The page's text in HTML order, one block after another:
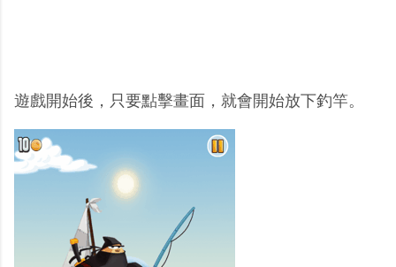
遊戲開始後，只要點擊畫面，就會開始放下釣竿。